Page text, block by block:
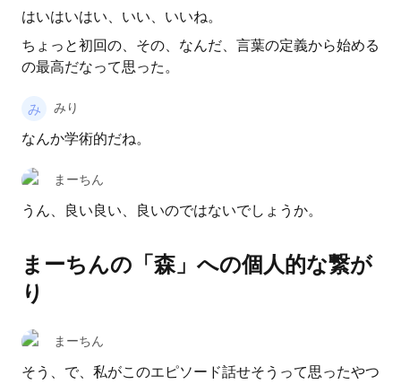
はいはいはい、いい、いいね。
ちょっと初回の、その、なんだ、言葉の定義から始める
の最高だなって思った。
みり
なんか学術的だね。
まーちん
うん、良い良い、良いのではないでしょうか。
まーちんの「森」への個人的な繋が
り
まーちん
そう、で、私がこのエピソード話せそうって思ったやつ